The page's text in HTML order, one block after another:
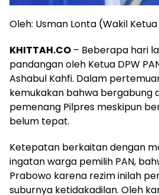
Oleh: Usman Lonta (Wakil Ketua
KHITTAH.CO – Beberapa hari
pandangan oleh Ketua DPW
Ashabul Kahfi. Dalam
kemukakan bahwa bergabung
pemenang Pilpres meskipun
belum tepat.
Ketepatan berkaitan dengan
ingatan warga pemilih PAN,
Prabowo karena rezim inilah
suburnya ketidakadilan. Oleh